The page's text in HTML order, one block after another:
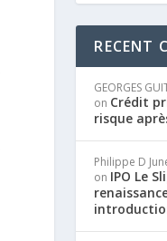
RECENT
GEORGES
on Crédit
risque
Philippe D
on IPO Le